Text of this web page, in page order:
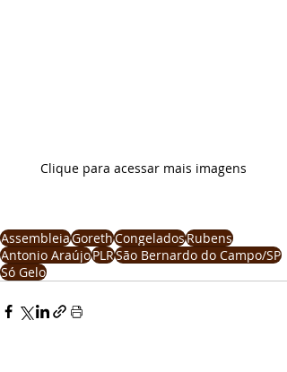
Clique para acessar mais imagens
AssembleiaGorethCongeladosRubens
Antonio AraújoPLRSão Bernardo do Campo/SP
Só Gelo